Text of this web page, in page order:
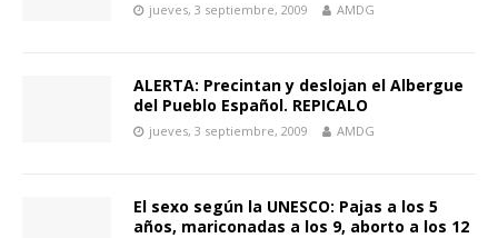
jueves, 3 septiembre, 2009 AMDG
ALERTA: Precintan y deslojan el Albergue
del Pueblo Español. REPICALO
jueves, 3 septiembre, 2009 AMDG
El sexo según la UNESCO: Pajas a los 5
años, mariconadas a los 9, aborto a los 12